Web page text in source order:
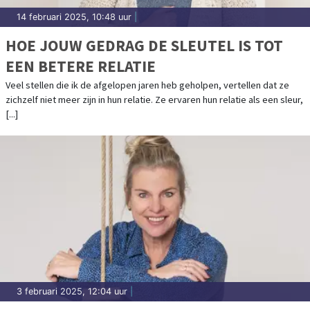
14 februari 2025, 10:48 uur
HOE JOUW GEDRAG DE SLEUTEL IS TOT
EEN BETERE RELATIE
Veel stellen die ik de afgelopen jaren heb geholpen, vertellen dat ze
zichzelf niet meer zijn in hun relatie. Ze ervaren hun relatie als een sleur,
[...]
3 februari 2025, 12:04 uur